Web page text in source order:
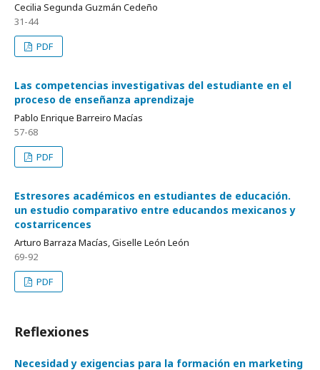
Cecilia Segunda Guzmán Cedeño
31-44
PDF
Las competencias investigativas del estudiante en el
proceso de enseñanza aprendizaje
Pablo Enrique Barreiro Macías
57-68
PDF
Estresores académicos en estudiantes de educación.
un estudio comparativo entre educandos mexicanos y
costarricences
Arturo Barraza Macías, Giselle León León
69-92
PDF
Reflexiones
Necesidad y exigencias para la formación en marketing